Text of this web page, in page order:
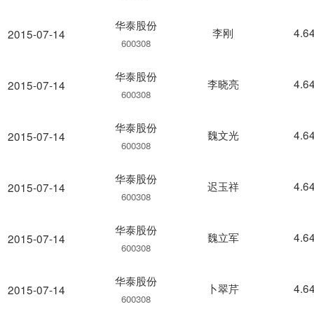
2015-07-14
2015-07-14
2015-07-14
2015-07-14
2015-07-14
2015-07-14
华泰股份
600308
李刚
华泰股份
600308
李晓亮
华泰股份
600308
魏文光
华泰股份
600308
迟玉祥
华泰股份
600308
魏立军
华泰股份
600308
卜翠芹